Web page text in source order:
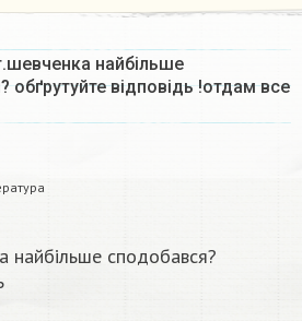
найбільше
обґрутуйте відповідь​ !отдам все
найбільше сподобався?